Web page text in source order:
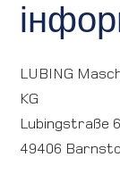
LUBING
KG
Lubingstraße 6
49406